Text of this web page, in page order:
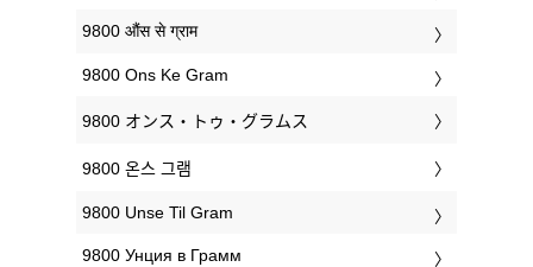
‎9800 औंस से ग्राम
‎9800 Ons Ke Gram
‎9800 オンス・トゥ・グラムス
‎9800 온스 그램
‎9800 Unse Til Gram
‎9800 Унция в Грамм